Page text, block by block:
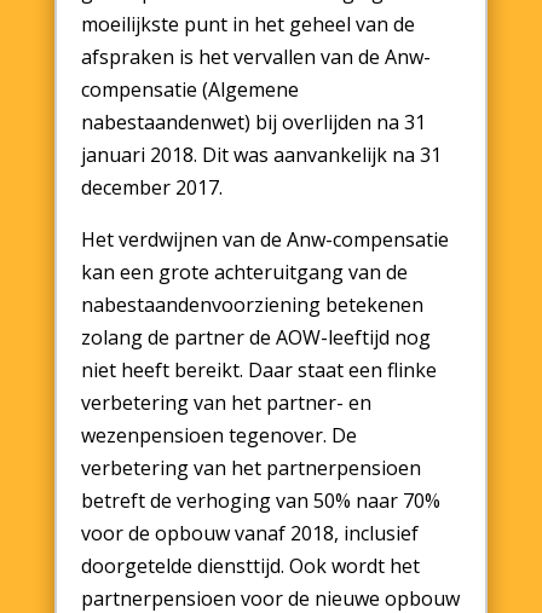
moeilijkste punt in het geheel van de
afspraken is het vervallen van de Anw-
compensatie (Algemene
nabestaandenwet) bij overlijden na 31
januari 2018. Dit was aanvankelijk na 31
december 2017.
Het verdwijnen van de Anw-compensatie
kan een grote achteruitgang van de
nabestaandenvoorziening betekenen
zolang de partner de AOW-leeftijd nog
niet heeft bereikt. Daar staat een flinke
verbetering van het partner- en
wezenpensioen tegenover. De
verbetering van het partnerpensioen
betreft de verhoging van 50% naar 70%
voor de opbouw vanaf 2018, inclusief
doorgetelde diensttijd. Ook wordt het
partnerpensioen voor de nieuwe opbouw